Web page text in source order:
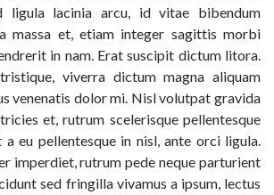
ligula lacinia arcu, id vitae bibendum
massa et, etiam integer sagittis morbi
in nam. Erat suscipit dictum litora.
viverra dictum magna aliquam
venenatis dolor mi. Nisl volutpat gravida
et, rutrum scelerisque pellentesque
eu pellentesque in nisl, ante orci ligula.
imperdiet, rutrum pede neque parturient
sed fringilla vivamus a ipsum, lectus